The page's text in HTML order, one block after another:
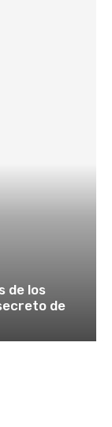
de los
de